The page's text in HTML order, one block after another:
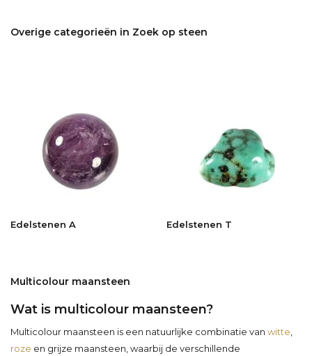
Overige categorieën in Zoek op steen
Edelstenen A Edelstenen T
Multicolour maansteen
Wat is multicolour maansteen?
Multicolour maansteen is een natuurlijke combinatie van witte
roze en grijze maansteen, waarbij de verschillende